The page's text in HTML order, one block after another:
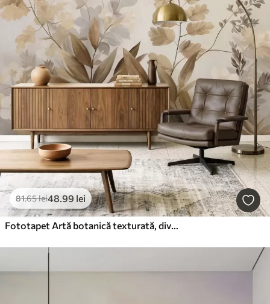
81.65lei48.99 lei
Fototapet Artă botanică texturată, diverse plante și frunze în nuanțe de maro și bej